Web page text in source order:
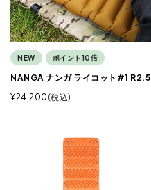
NEW ポイント10倍
NANGA ナンガ ライコット#1 R2.5
¥24,200 税込